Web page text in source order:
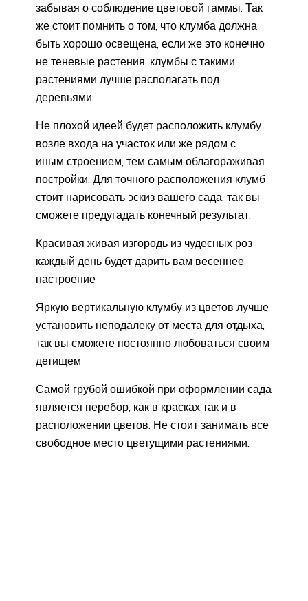
забывая о соблюдение цветовой гаммы. Так
же стоит помнить о том, что клумба должна
быть хорошо освещена, если же это конечно
не теневые растения, клумбы с такими
растениями лучше располагать под
деревьями.
Не плохой идеей будет расположить клумбу
возле входа на участок или же рядом с
иным строением, тем самым облагораживая
постройки. Для точного расположения клумб
стоит нарисовать эскиз вашего сада, так вы
сможете предугадать конечный результат.
Красивая живая изгородь из чудесных роз
каждый день будет дарить вам весеннее
настроение
Яркую вертикальную клумбу из цветов лучше
установить неподалеку от места для отдыха,
так вы сможете постоянно любоваться своим
детищем
Самой грубой ошибкой при оформлении сада
является перебор, как в красках так и в
расположении цветов. Не стоит занимать все
свободное место цветущими растениями.